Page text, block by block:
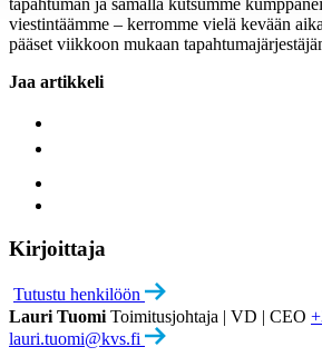
tapahtuman ja samalla kutsumme
viestintäämme – kerromme vielä kevään
pääset viikkoon mukaan
Jaa artikkeli
Kirjoittaja
Tutustu henkilöön
Lauri Tuomi Toimitusjohtaja | VD | CEO
lauri.tuomi@kvs.fi